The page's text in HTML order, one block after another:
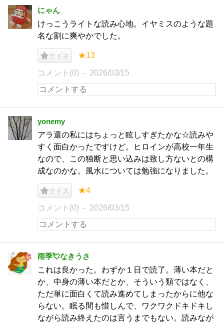
にゃん
けっこうライトな読み心地。イヤミスのような題
名な割に爽やかでした。
ナイス ★13
コメント(0) 2026/03/15
yonemy
アラ還の私にはちょっと眩しすぎたかな☆読みや
すく面白かったですけど。ヒロインが高校一年生
なので、この独断と思い込みは致し方ないとの構
成なのかな。風水については勉強になりました。
ナイス ★4
コメント(0) 2026/03/15
雨季💘なきうさ
これは良かった。わずか１日で読了。薄い本だと
か、中身の薄い本だとか、そういう類ではなく、
ただ単に面白くて読み進めてしまったからに他な
らない。眠る間も惜しんで、ワクワクドキドキし
ながら読み終えたのは言うまでもない。読みなが